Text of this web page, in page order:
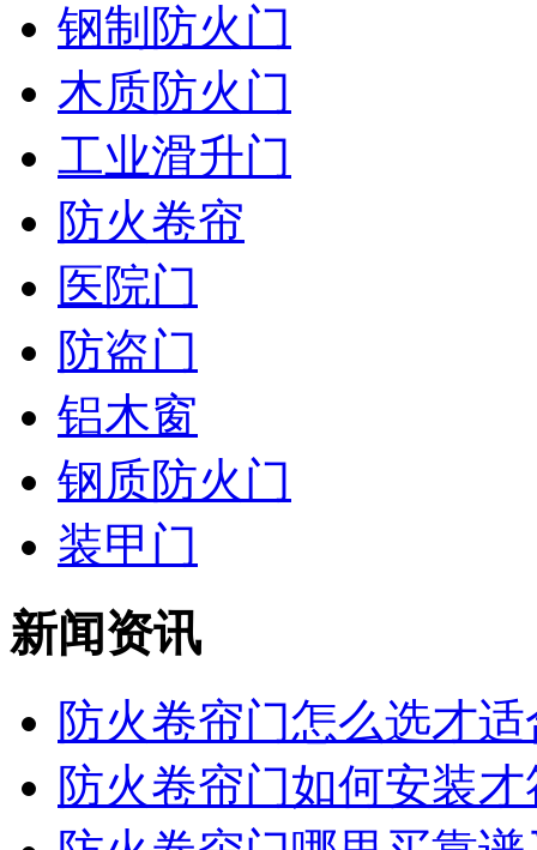
钢制防火门
木质防火门
工业滑升门
防火卷帘
医院门
防盗门
铝木窗
钢质防火门
装甲门
新闻资讯
防火卷帘门怎么选才
防火卷帘门如何安装